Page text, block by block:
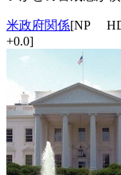
米政府関係[NP
+0.0]